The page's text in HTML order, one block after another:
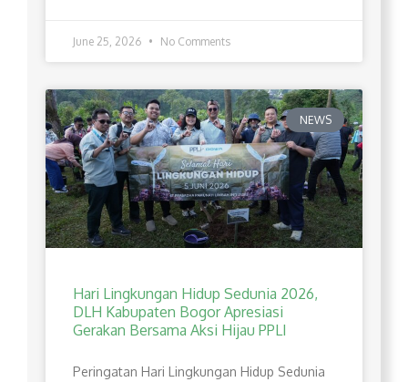
June 25, 2026 No Comments
NEWS
Hari Lingkungan Hidup Sedunia 2026,
DLH Kabupaten Bogor Apresiasi
Gerakan Bersama Aksi Hijau PPLI
Peringatan Hari Lingkungan Hidup Sedunia